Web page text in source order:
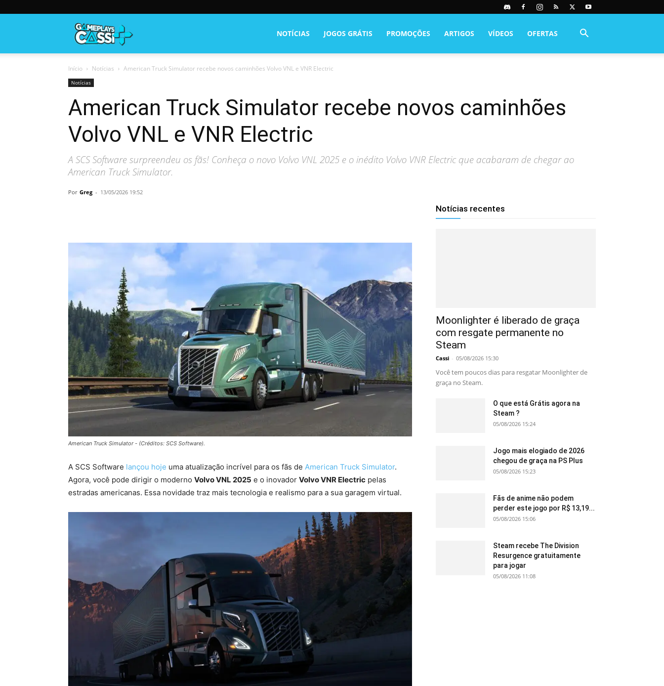
NOTÍCIAS JOGOS GRÁTIS PROMOÇÕES ARTIGOS VÍDEOS OFERTAS
Início Notícias American Truck Simulator recebe novos caminhões Volvo VNL e VNR Electric
Notícias
American Truck Simulator recebe novos caminhões
Volvo VNL e VNR Electric
A SCS Software surpreendeu os fãs! Conheça o novo Volvo VNL 2025 e o inédito Volvo VNR Electric que acabaram de chegar ao
American Truck Simulator.
Por Greg - 13/05/2026 19:52
American Truck Simulator - (Créditos: SCS Software).
A SCS Software lançou hoje uma atualização incrível para os fãs de American Truck Simulator.
Agora, você pode dirigir o moderno Volvo VNL 2025 e o inovador Volvo VNR Electric pelas
estradas americanas. Essa novidade traz mais tecnologia e realismo para a sua garagem virtual.
Notícias recentes
Moonlighter é liberado de graça
com resgate permanente no
Steam
Cassi - 05/08/2026 15:30
Você tem poucos dias para resgatar Moonlighter de
graça no Steam.
O que está Grátis agora na
Steam ?
05/08/2026 15:24
Jogo mais elogiado de 2026
chegou de graça na PS Plus
05/08/2026 15:23
Fãs de anime não podem
perder este jogo por R$ 13,19...
05/08/2026 15:06
Steam recebe The Division
Resurgence gratuitamente
para jogar
05/08/2026 11:08